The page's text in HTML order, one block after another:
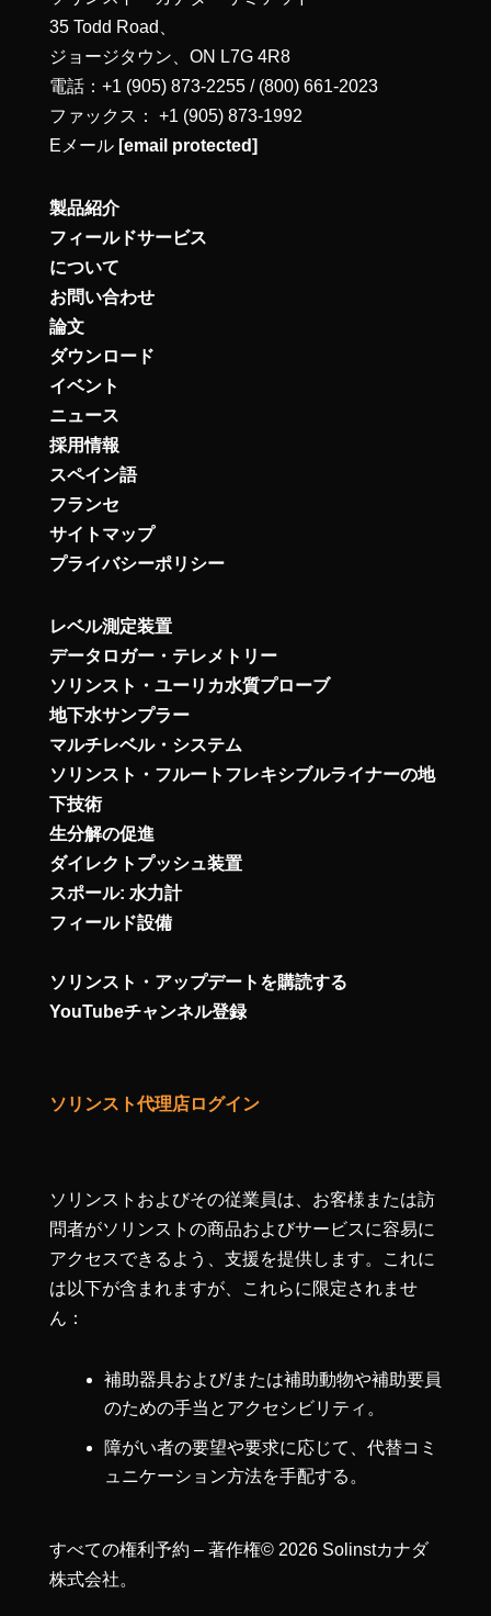
35 Todd Road、
ジョージタウン、ON L7G 4R8
電話：+1 (905) 873-2255 / (800) 661-2023
ファックス： +1 (905) 873-1992
Eメール [email protected]
製品紹介
フィールドサービス
について
お問い合わせ
論文
ダウンロード
イベント
ニュース
採用情報
スペイン語
フランセ
サイトマップ
プライバシーポリシー
レベル測定装置
データロガー・テレメトリー
ソリンスト・ユーリカ水質プローブ
地下水サンプラー
マルチレベル・システム
ソリンスト・フルートフレキシブルライナーの地
下技術
生分解の促進
ダイレクトプッシュ装置
スポール: 水力計
フィールド設備
ソリンスト・アップデートを購読する
YouTubeチャンネル登録
ソリンスト代理店ログイン
ソリンストおよびその従業員は、お客様または訪
問者がソリンストの商品およびサービスに容易に
アクセスできるよう、支援を提供します。これに
は以下が含まれますが、これらに限定されませ
ん：
補助器具および/または補助動物や補助要員
のための手当とアクセシビリティ。
障がい者の要望や要求に応じて、代替コミ
ュニケーション方法を手配する。
すべての権利予約 – 著作権© 2026 Solinstカナダ
株式会社。